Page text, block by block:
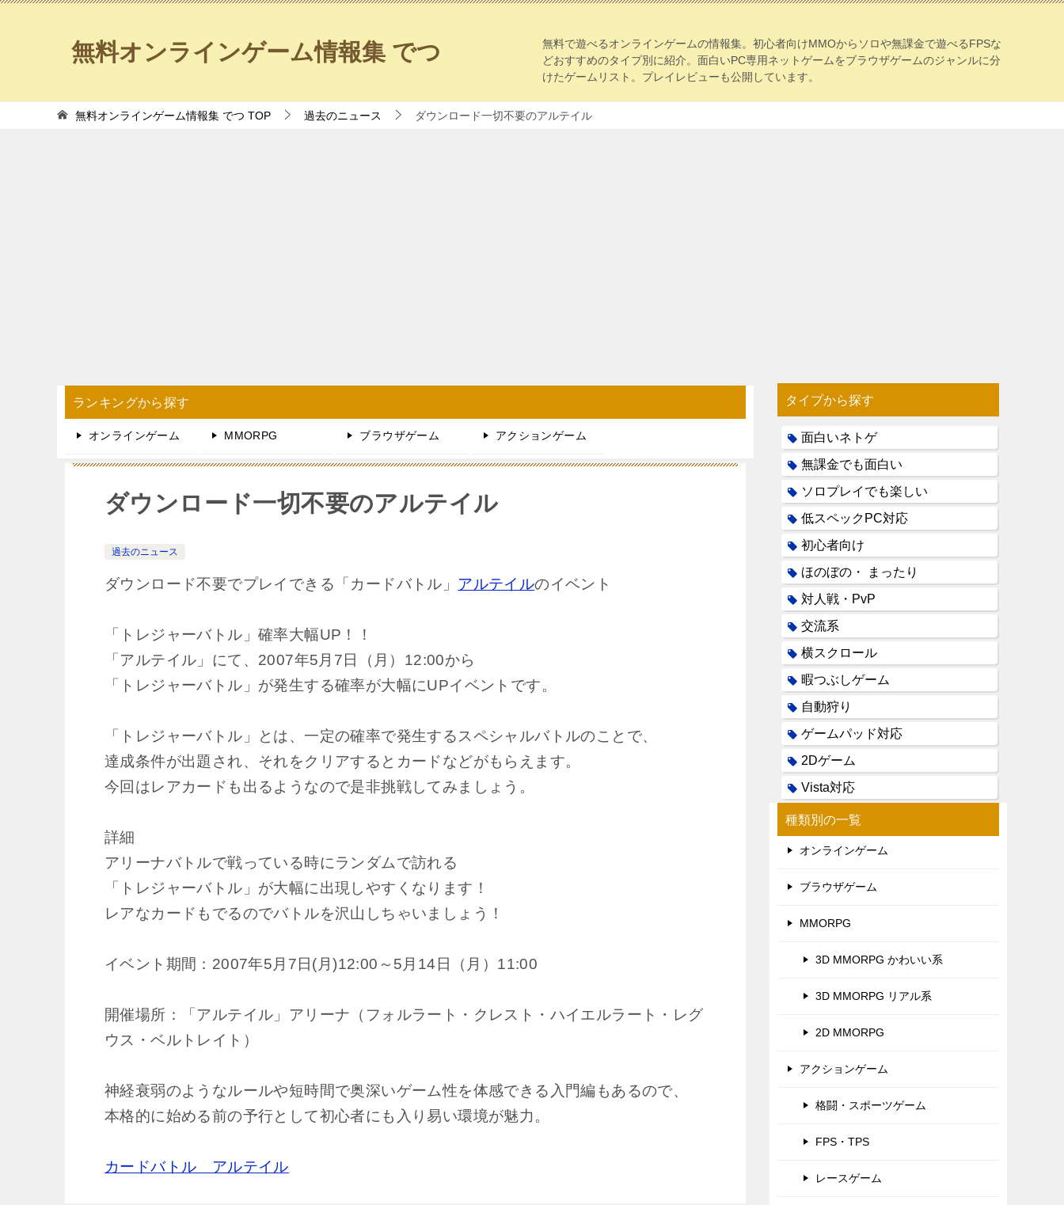
無料オンラインゲーム情報集 でつ
無料で遊べるオンラインゲームの情報集。初心者向けMMOからソロや無課金で遊べるFPSな
どおすすめのタイプ別に紹介。面白いPC専用ネットゲームをブラウザゲームのジャンルに分
けたゲームリスト。プレイレビューも公開しています。
無料オンラインゲーム情報集 でつ TOP 過去のニュース ダウンロード一切不要のアルテイル
ランキングから探す
オンラインゲーム MMORPG ブラウザゲーム アクションゲーム
ダウンロード一切不要のアルテイル
過去のニュース
ダウンロード不要でプレイできる「カードバトル」 アルテイルのイベント
「トレジャーバトル」確率大幅UP！！
「アルテイル」にて、2007年5月7日（月）12:00から
「トレジャーバトル」が発生する確率が大幅にUPイベントです。
「トレジャーバトル」とは、一定の確率で発生するスペシャルバトルのことで、
達成条件が出題され、それをクリアするとカードなどがもらえます。
今回はレアカードも出るようなので是非挑戦してみましょう。
詳細
アリーナバトルで戦っている時にランダムで訪れる
「トレジャーバトル」が大幅に出現しやすくなります！
レアなカードもでるのでバトルを沢山しちゃいましょう！
イベント期間：2007年5月7日(月)12:00～5月14日（月）11:00
開催場所：「アルテイル」アリーナ（フォルラート・クレスト・ハイエルラート・レグ
ウス・ベルトレイト）
神経衰弱のようなルールや短時間で奥深いゲーム性を体感できる入門編もあるので、
本格的に始める前の予行として初心者にも入り易い環境が魅力。
カードバトル アルテイル
タイプから探す
面白いネトゲ
無課金でも面白い
ソロプレイでも楽しい
低スペックPC対応
初心者向け
ほのぼの・ まったり
対人戦・PvP
交流系
横スクロール
暇つぶしゲーム
自動狩り
ゲームパッド対応
2Dゲーム
Vista対応
種類別の一覧
オンラインゲーム
ブラウザゲーム
MMORPG
3D MMORPG かわいい系
3D MMORPG リアル系
2D MMORPG
アクションゲーム
格闘・スポーツゲーム
FPS・TPS
レースゲーム